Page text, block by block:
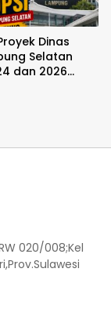
Dinas
Selatan
dan 2026
020/008;Kel